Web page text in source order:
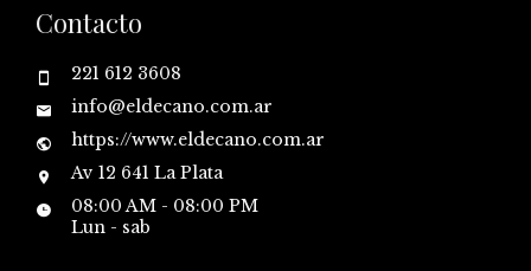
Contacto
221 612 3608
info@eldecano.com.ar
https://www.eldecano.com.ar
Av 12 641 La Plata
08:00 AM - 08:00 PM
Lun - sab